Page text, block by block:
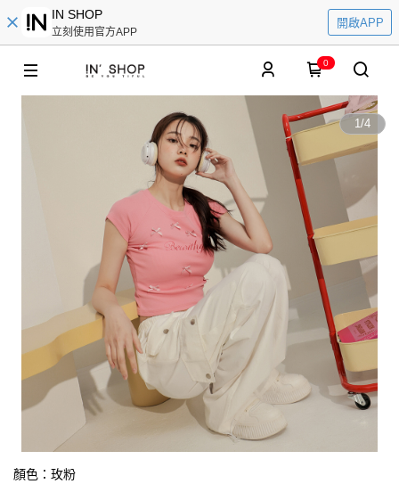
IN SHOP
立刻使用官方APP
開啟APP
0
1/4
顏色：玫粉